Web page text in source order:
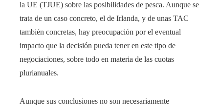
la UE (TJUE) sobre las posibilidades de pesca. Aunque se
trata de un caso concreto, el de Irlanda, y de unas TAC
también concretas, hay preocupación por el eventual
impacto que la decisión pueda tener en este tipo de
negociaciones, sobre todo en materia de las cuotas
plurianuales.
Aunque sus conclusiones no son necesariamente